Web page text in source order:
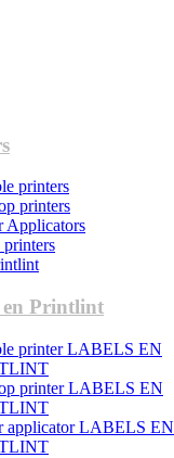
printers
printers
Applicators
printers
Printlint
printer LABELS EN
printer LABELS EN
applicator LABELS EN